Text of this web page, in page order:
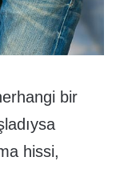
bir
hissi,